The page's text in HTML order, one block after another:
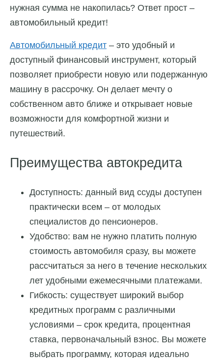
нужная сумма не накопилась? Ответ прост –
автомобильный кредит!
Автомобильный кредит – это удобный и
доступный финансовый инструмент, который
позволяет приобрести новую или подержанную
машину в рассрочку. Он делает мечту о
собственном авто ближе и открывает новые
возможности для комфортной жизни и
путешествий.
Преимущества автокредита
Доступность: данный вид ссуды доступен
практически всем – от молодых
специалистов до пенсионеров.
Удобство: вам не нужно платить полную
стоимость автомобиля сразу, вы можете
рассчитаться за него в течение нескольких
лет удобными ежемесячными платежами.
Гибкость: существует широкий выбор
кредитных программ с различными
условиями – срок кредита, процентная
ставка, первоначальный взнос. Вы можете
выбрать программу, которая идеально